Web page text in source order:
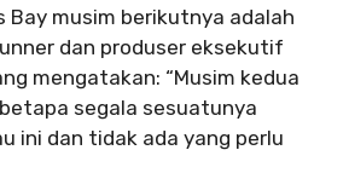
Bay musim berikutnya adalah
dan produser eksekutif
mengatakan: “Musim kedua
segala sesuatunya
ini dan tidak ada yang perlu